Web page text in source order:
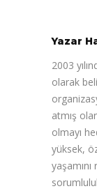
Yazar
2003
olarak
atmış
olmayı
yüksek,